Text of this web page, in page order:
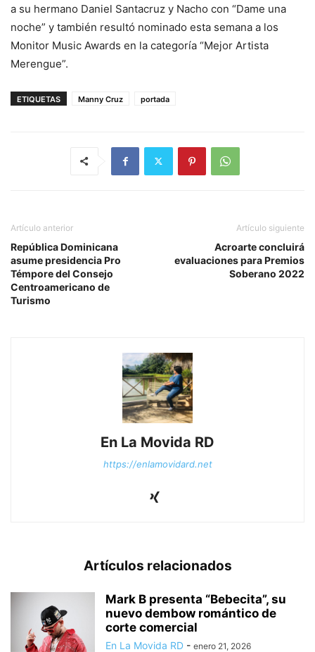
a su hermano Daniel Santacruz y Nacho con “Dame una
noche” y también resultó nominado esta semana a los
Monitor Music Awards en la categoría “Mejor Artista
Merengue”.
ETIQUETAS Manny Cruz portada
Artículo anterior
República Dominicana
asume presidencia Pro
Témpore del Consejo
Centroamericano de
Turismo
Artículo siguiente
Acroarte concluirá
evaluaciones para Premios
Soberano 2022
En La Movida RD
https://enlamovidard.net
Artículos relacionados
Mark B presenta “Bebecita”, su
nuevo dembow romántico de
corte comercial
En La Movida RD - enero 21, 2026